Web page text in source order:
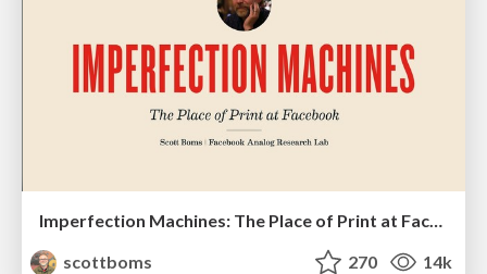
Imperfection Machines: The Place of Print at Facebook
scottboms
270 14k